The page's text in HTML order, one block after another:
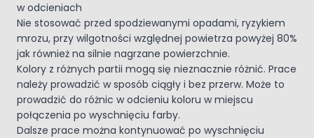
w odcieniach
Nie stosować przed spodziewanymi opadami, ryzykiem
mrozu, przy wilgotności względnej powietrza powyżej 80%
jak również na silnie nagrzane powierzchnie.
Kolory z różnych partii mogą się nieznacznie różnić. Prace
należy prowadzić w sposób ciągły i bez przerw. Może to
prowadzić do różnic w odcieniu koloru w miejscu
połączenia po wyschnięciu farby.
Dalsze prace można kontynuować po wyschnięciu